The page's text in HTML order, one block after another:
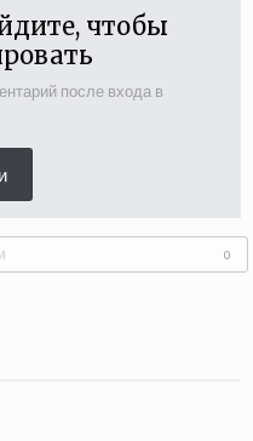
чтобы
после входа в
0